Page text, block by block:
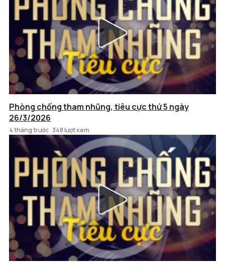
Phòng chống tham nhũng, tiêu cực thứ 5 ngày
26/3/2026
4 tháng trước 348 lượt xem